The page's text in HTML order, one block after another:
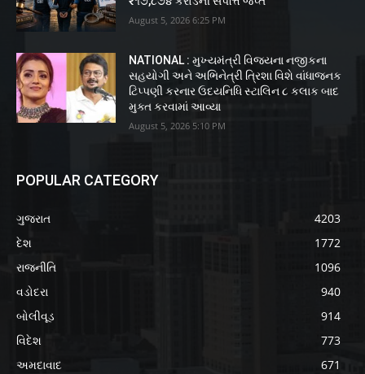
August 5, 2026 6:25 PM
NATIONAL : મુખ્યમંત્રી વિજયના નજીકના
સહયોગી અને અભિનેત્રી ત્રિશા વિશે વાંધાજનક
ટિપ્પણી કરનાર ઉદયનિધિ સ્ટાલિન ૮ કલાક બાદ
મુક્ત કરવામાં આવ્યા
August 5, 2026 5:10 PM
POPULAR CATEGORY
ગુજરાત
4203
દેશ
1772
રાજનીતિ
1096
વડોદરા
940
બોલીવૂડ
914
વિદેશ
773
અમદાવાદ
671